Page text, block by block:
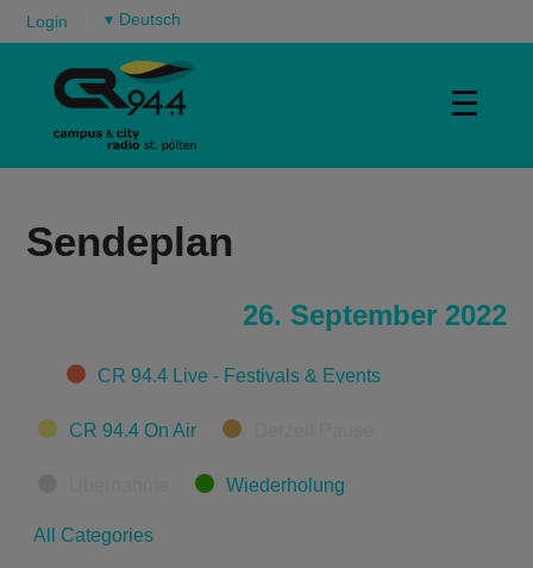
Login ▾
☰
Sendeplan
26. September 2022
CategoriesCR 94.4 Live - Festivals & Events
CR 94.4 On Air
Wiederholung
All Categories